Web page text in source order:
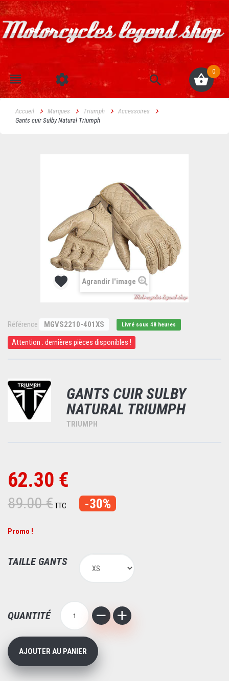
0
Accueil Marques Triumph
Accessoires
Gants cuir Sulby Natural Triumph
Agrandir l'image
Référence MGVS2210-401XS Livré sous 48 heures
Attention : dernières pièces disponibles !
GANTS CUIR SULBY
NATURAL TRIUMPH
TRIUMPH
62.30 €
89.00 €TTC -30%
Promo !
TAILLE GANTS
QUANTITÉ
AJOUTER AU PANIER